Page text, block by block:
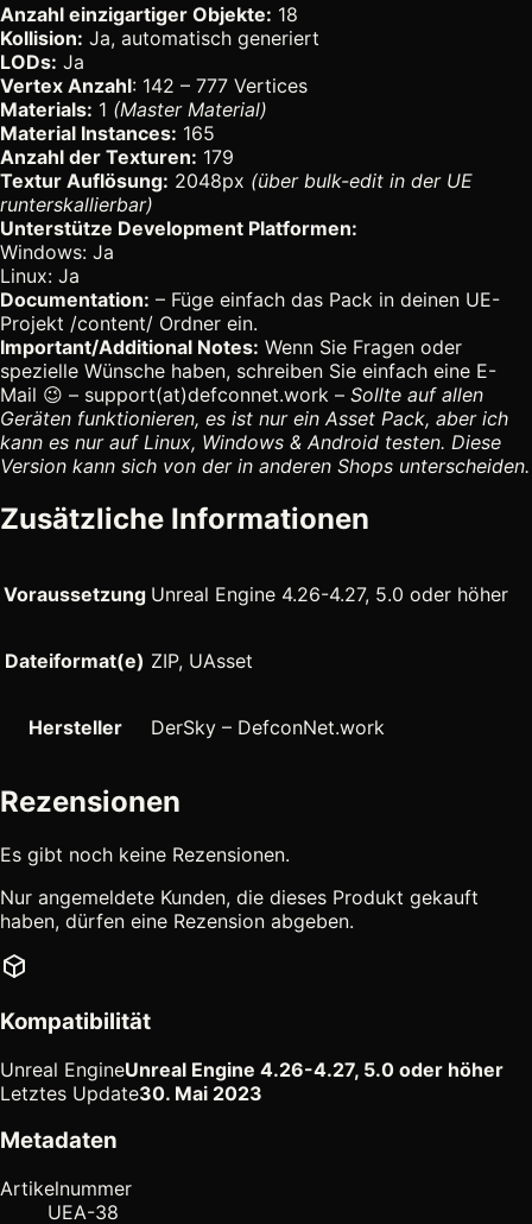
Anzahl einzigartiger Objekte: 18
Kollision: Ja, automatisch generiert
LODs: Ja
Vertex Anzahl: 142 – 777 Vertices
Materials: 1 (Master Material)
Material Instances: 165
Anzahl der Texturen: 179
Textur Auflösung: 2048px (über bulk-edit in der UE
runterskallierbar)
Unterstütze Development Platformen:
Windows: Ja
Linux: Ja
Documentation: – Füge einfach das Pack in deinen UE-
Projekt /content/ Ordner ein.
Important/Additional Notes: Wenn Sie Fragen oder
spezielle Wünsche haben, schreiben Sie einfach eine E-
Mail 😉 – support(at)defconnet.work – Sollte auf allen
Geräten funktionieren, es ist nur ein Asset Pack, aber ich
kann es nur auf Linux, Windows & Android testen. Diese
Version kann sich von der in anderen Shops unterscheiden.
Zusätzliche Informationen
Voraussetzung Unreal Engine 4.26-4.27, 5.0 oder höher
Dateiformat(e) ZIP, UAsset
Hersteller DerSky – DefconNet.work
Rezensionen
Es gibt noch keine Rezensionen.
Nur angemeldete Kunden, die dieses Produkt gekauft
haben, dürfen eine Rezension abgeben.
Kompatibilität
Unreal EngineUnreal Engine 4.26-4.27, 5.0 oder höher
Letztes Update30. Mai 2023
Metadaten
Artikelnummer
UEA-38